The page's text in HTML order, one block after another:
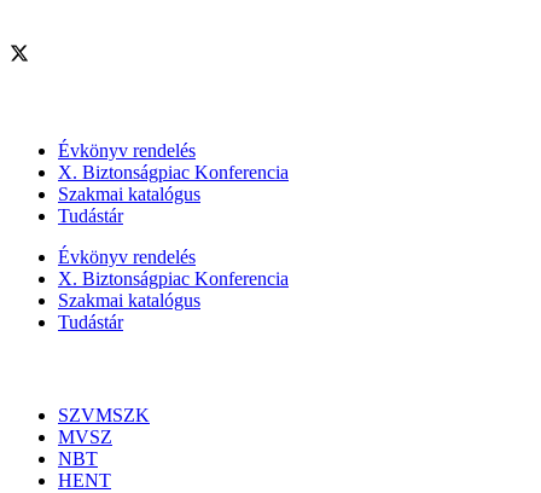
Évkönyv rendelés
X. Biztonságpiac Konferencia
Szakmai katalógus
Tudástár
Évkönyv rendelés
X. Biztonságpiac Konferencia
Szakmai katalógus
Tudástár
SZVMSZK
MVSZ
NBT
HENT